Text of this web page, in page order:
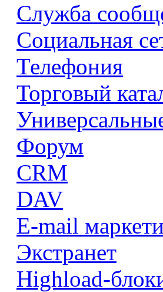
Служба
Социальная
Телефония
Торговый
Форум
CRM
DAV
E-mail
Экстранет
Highload-